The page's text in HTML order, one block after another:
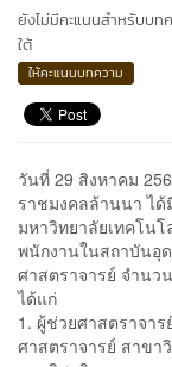
ยังไม่มีคะแนนสำหรับบท
ใต้
ให้คะแนนบทความ
วันที่ 29 สิงหาคม
ราชมงคลล้านนา ได้
มหาวิทยาลัยเทคโน
พนักงานในสถาบันอุ
ศาสตราจารย์ จำนว
ได้แก่
1. ผู้ช่วยศาสตราจา
ศาสตราจารย์ สาขา